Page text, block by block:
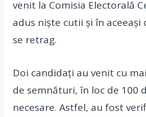
venit la Comisia Electorală
adus niște cutii și în aceeași
se retrag.
Doi candidați au venit cu
de semnături, în loc de 100
necesare. Astfel, au fost